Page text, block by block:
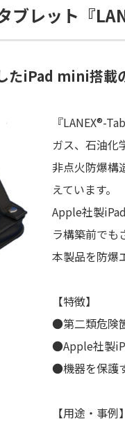
レット『
たiPad mini搭載
『LANEX®-
ガス、石油化
非点火防爆構
えています。
Apple社製
ラ構築前でも
本製品を防爆
【特徴】
●第二類危険
●Apple社製
●機器を保護
【用途・事例】